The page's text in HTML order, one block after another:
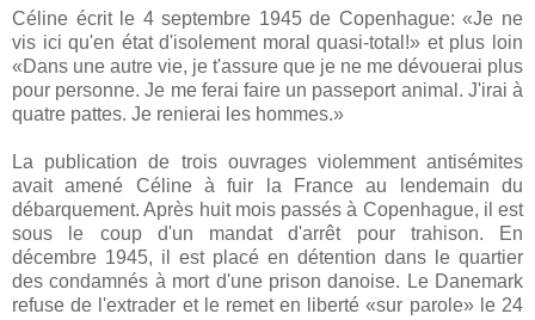
Céline écrit le 4 septembre 1945 de Copenhague: «Je ne
vis ici qu'en état d'isolement moral quasi-total!» et plus loin
«Dans une autre vie, je t'assure que je ne me dévouerai plus
pour personne. Je me ferai faire un passeport animal. J'irai à
quatre pattes. Je renierai les hommes.»
La publication de trois ouvrages violemment antisémites
avait amené Céline à fuir la France au lendemain du
débarquement. Après huit mois passés à Copenhague, il est
sous le coup d'un mandat d'arrêt pour trahison. En
décembre 1945, il est placé en détention dans le quartier
des condamnés à mort d'une prison danoise. Le Danemark
refuse de l'extrader et le remet en liberté «sur parole» le 24